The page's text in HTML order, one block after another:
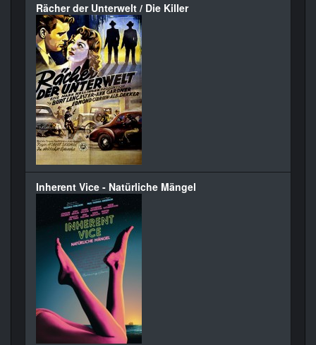
Rächer der Unterwelt / Die Killer
Inherent Vice - Natürliche Mängel